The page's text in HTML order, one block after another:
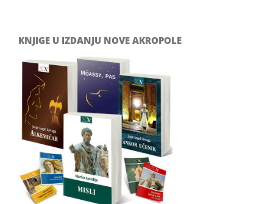
KNJIGE U IZDANJU NOVE AKROPOLE